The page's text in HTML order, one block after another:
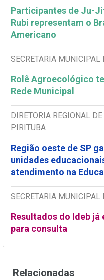
Participantes de Ju-
Rubi representam o
Americano
SECRETARIA MUNICIPAL
Rolê Agroecológico
Rede Municipal
DIRETORIA REGIONAL
PIRITUBA
Região oeste de SP
unidades
atendimento na
SECRETARIA MUNICIPAL
Resultados do Ideb
para consulta
Relacionadas